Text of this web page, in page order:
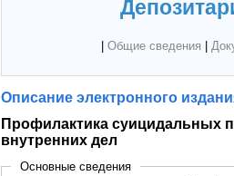
Общие сведения
Описание электронного
Профилактика суицидальных
внутренних дел
Основные сведения